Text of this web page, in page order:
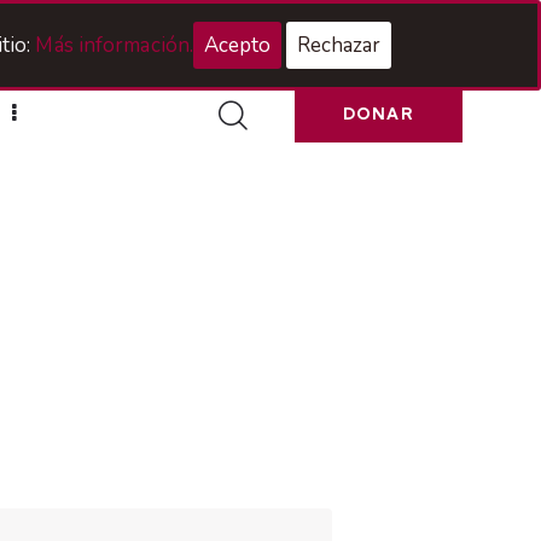
Acceso Hermanos
DONAR
Más información. Acepto Rechazar